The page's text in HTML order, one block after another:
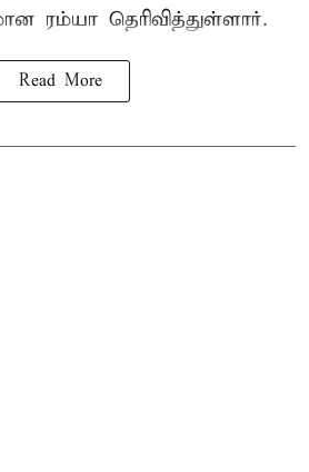
ரம்யா தெரிவித்துள்ளார்.
Read More